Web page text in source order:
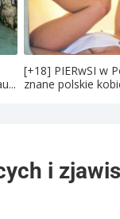
[+18] PIERwSI w
znane polskie
i